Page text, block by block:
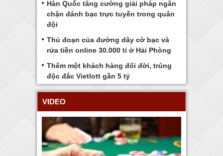
Hàn Quốc tăng cường giải pháp ngăn
chặn đánh bạc trực tuyến trong quân
đội
Thủ đoạn của đường dây cờ bạc và
rửa tiền online 30.000 tỉ ở Hải Phòng
Thêm một khách hàng đổi đời, trúng
độc đắc Vietlott gần 5 tỷ
VIDEO